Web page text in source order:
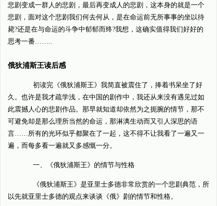
悲剧变成一群人的悲剧，最后再变成人的悲剧，这本身的就是一个
悲剧，面对这个悲剧我们何去何从，是在命运前无所事事的坐以待
毙?还是在与命运的斗争中郁郁而终?我想，这确实值得我们好好的
思考一番……..
俄狄浦斯王读后感
初读完《俄狄浦斯王》我简直被震住了，捧着书呆坐了好
久。也许是我才疏学浅，在中国的剧作中，我还从来没有遇见过如
此震撼人心的悲剧作品。那早就知道却依然为之扼腕的情节，那不
可避免却是那么理所当然的命运，那淋漓生动而又引人深思的语
言……所有的光环似乎都聚在了一起，这不得不让我看了一遍又一
遍，而每多看一遍就又多感慨一分。
一、《俄狄浦斯王》的情节与性格
《俄狄浦斯王》是亚里士多德非常欣赏的一个悲剧典范，所
以先就亚里士多德的观点来谈谈《俄》剧的情节和性格。